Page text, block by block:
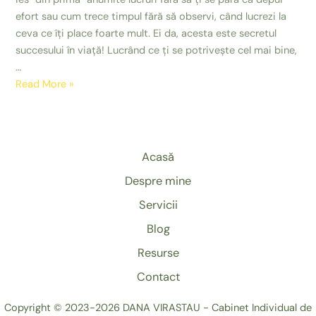
efort sau cum trece timpul fără să observi, când lucrezi la
ceva ce îți place foarte mult. Ei da, acesta este secretul
succesului în viață! Lucrând ce ți se potrivește cel mai bine,
…
Încotro
Read More »
Acasă
Despre mine
Servicii
Blog
Resurse
Contact
Copyright © 2023-2026 DANA VIRASTAU - Cabinet Individual de